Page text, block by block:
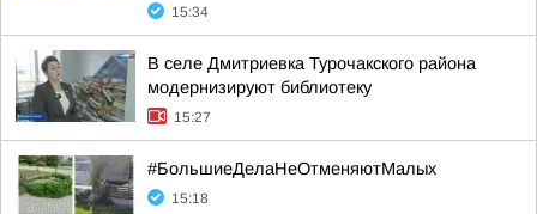
15:34
В селе Дмитриевка Турочакского района
модернизируют библиотеку
15:27
#БольшиеДелаНеОтменяютМалых
15:18